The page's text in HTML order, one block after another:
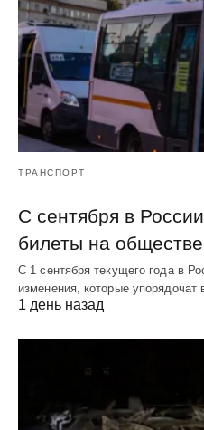
ТРАНСПОРТ
С сентября в
билеты на
С 1 сентября текущего года в
изменения, которые упорядочат
1 день назад